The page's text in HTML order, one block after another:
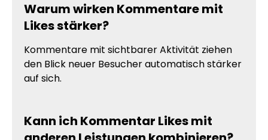
Warum wirken Kommentare mit
Likes stärker?
Kommentare mit sichtbarer Aktivität ziehen
den Blick neuer Besucher automatisch stärker
auf sich.
Kann ich Kommentar Likes mit